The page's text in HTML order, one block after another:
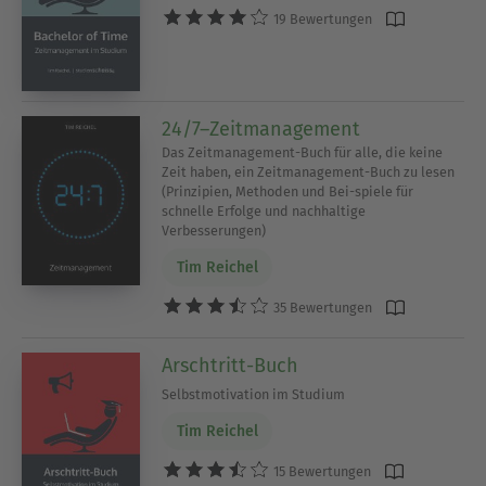
Ich freue mich, dass du an meinen Büchern
interessiert bist und bin gespannt auf dein
Feedback!
Schöne Grüße
Tim
19 Bewertungen
24/7–Zeitmanagement
Das Zeitmanagement-Buch für alle, die keine
Zeit haben, ein Zeitmanagement-Buch zu lesen
(Prinzipien, Methoden und Bei-spiele für
schnelle Erfolge und nachhaltige
Verbesserungen)
Tim Reichel
35 Bewertungen
Arschtritt-Buch
Selbstmotivation im Studium
Tim Reichel
15 Bewertungen